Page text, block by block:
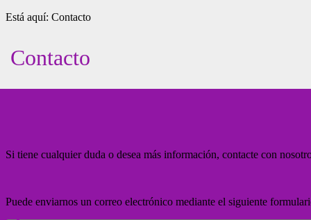
Está aquí: Contacto
Contacto
Si tiene cualquier duda o desea más información, contacte con
Puede enviarnos un correo electrónico mediante el siguiente